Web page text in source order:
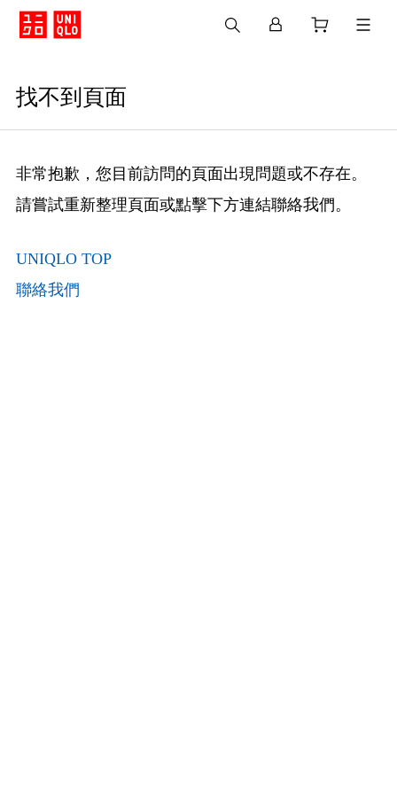
找不到頁面
非常抱歉，您目前訪問的頁面出現問題或不存在。
請嘗試重新整理頁面或點擊下方連結聯絡我們。
UNIQLO TOP
聯絡我們